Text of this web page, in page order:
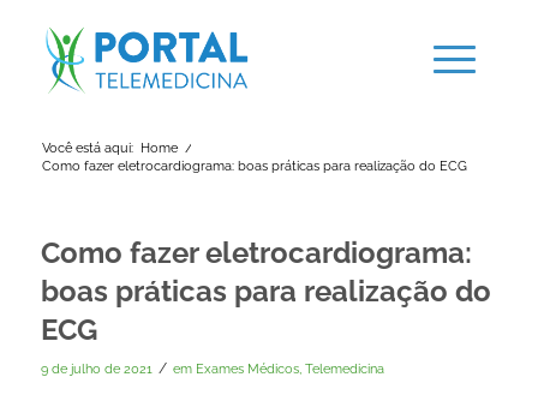
Você está aqui: Home /
Como fazer eletrocardiograma: boas práticas para realização do ECG
Como fazer eletrocardiograma:
boas práticas para realização do
ECG
9 de julho de 2021 / em Exames Médicos, Telemedicina